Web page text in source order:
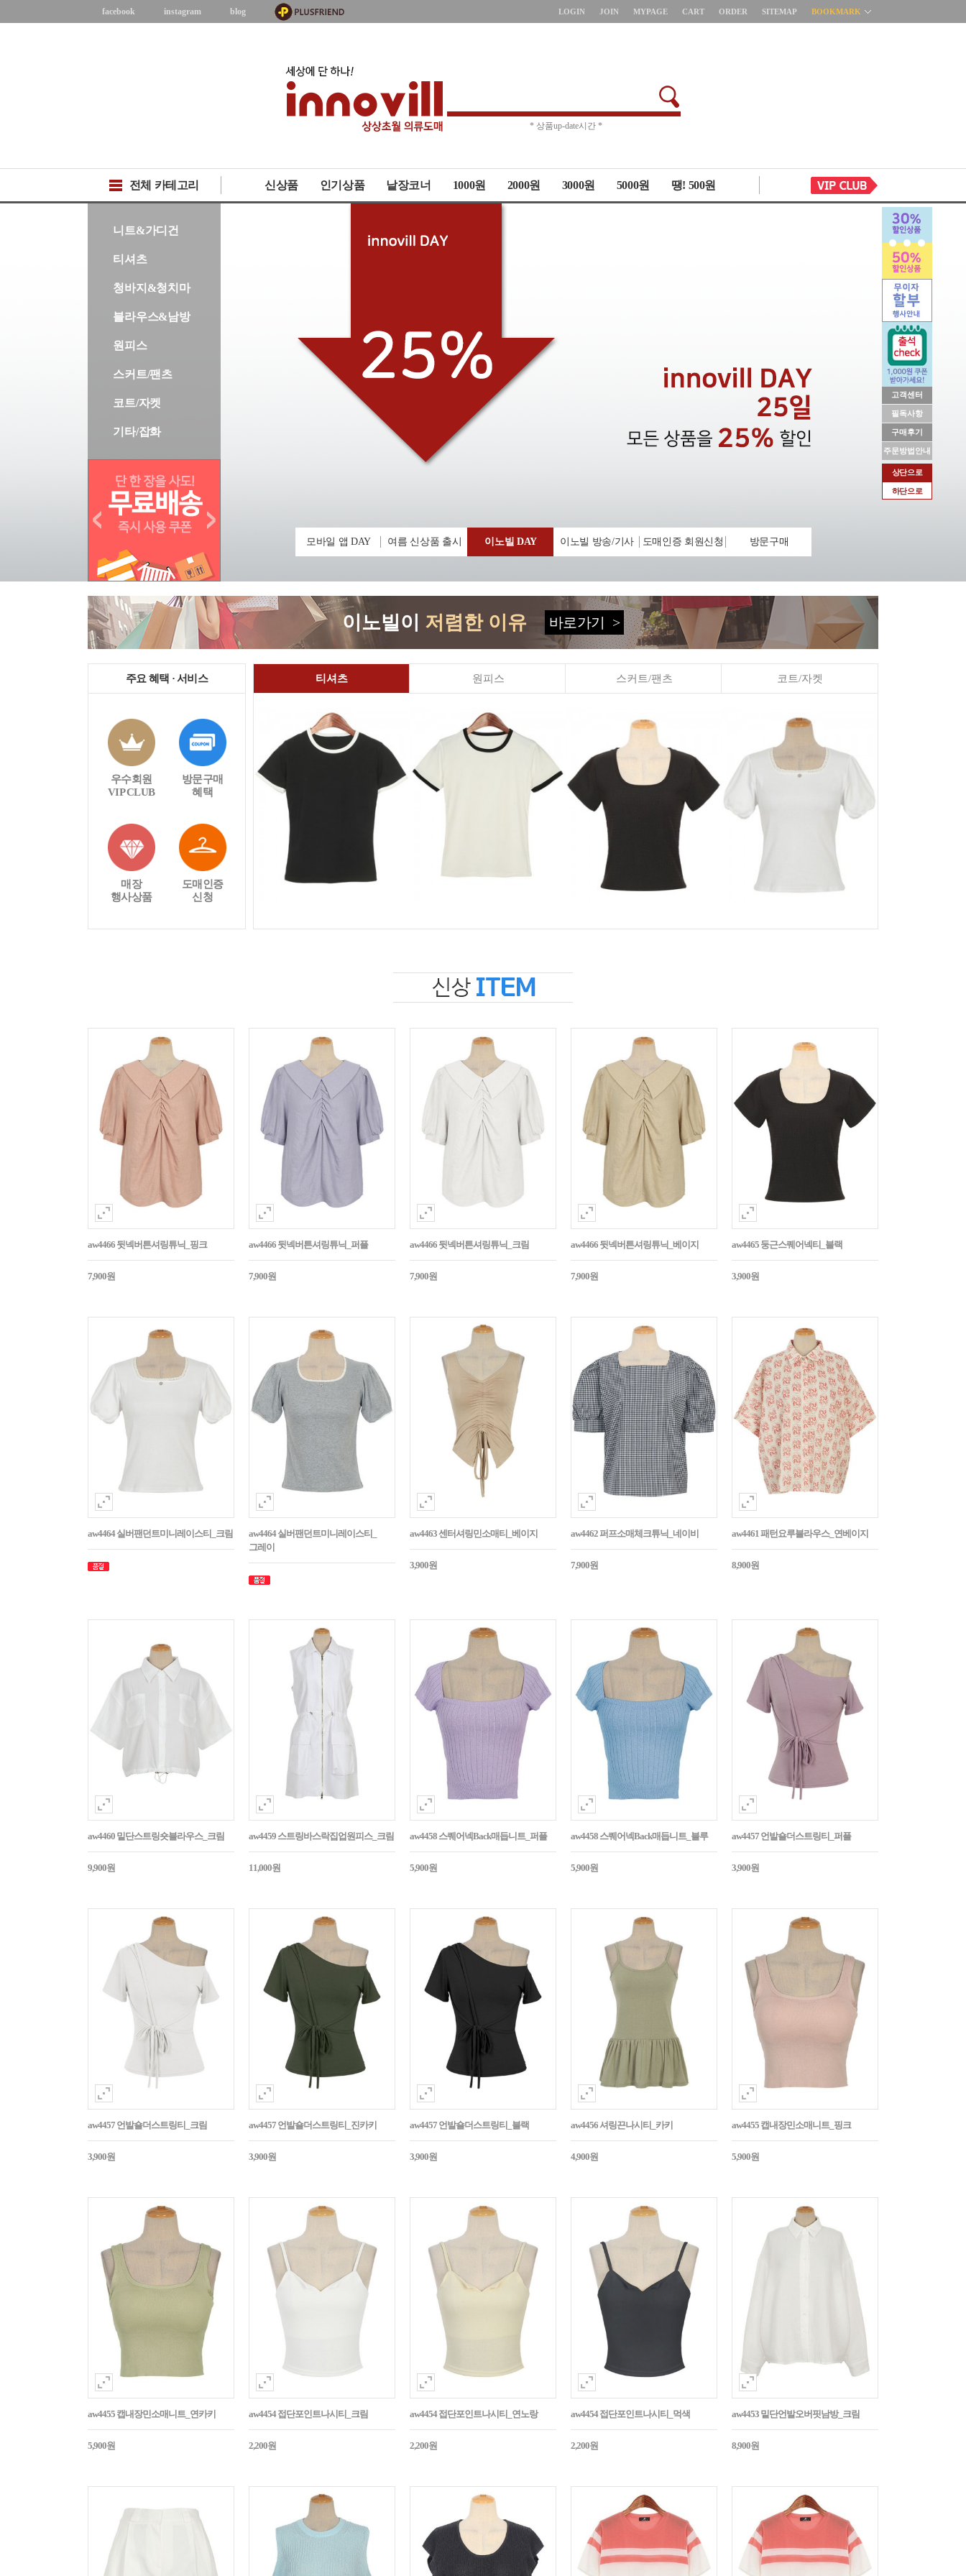
고객센터
필독사항
구매후기
주문방법안내
상단으로
하단으로
facebook instagram blog LOGIN JOIN MYPAGE CART ORDER SITEMAP BOOKMARK
* 주문취소 제한 *
전체 카테고리 신상품 인기상품 낱장코너 1000원 2000원 3000원 5000원 땡! 500원
니트&가디건
티셔츠
청바지&청치마
블라우스&남방
원피스
스커트/팬츠
코트/자켓
기타/잡화
모바일 앱 DAY 여름 신상품 출시 이노빌 DAY 이노빌 방송/기사 도매인증 회원신청 방문구매
이노빌이 저렴한 이유 바로가기 >
주요 혜택 · 서비스
우수회원
VIP CLUB
방문구매
혜택
매장
행사상품
도매인증
신청
티셔츠 원피스 스커트/팬츠 코트/자켓
aw4466 뒷넥버튼셔링튜닉_핑크
7,900원
aw4466 뒷넥버튼셔링튜닉_퍼플
7,900원
aw4466 뒷넥버튼셔링튜닉_크림
7,900원
aw4466 뒷넥버튼셔링튜닉_베이지
7,900원
aw4465 둥근스퀘어넥티_블랙
3,900원
aw4464 실버팬던트미니레이스티_크림
aw4464 실버팬던트미니레이스티_
그레이
aw4463 센터셔링민소매티_베이지
3,900원
aw4462 퍼프소매체크튜닉_네이비
7,900원
aw4461 패턴요루블라우스_연베이지
8,900원
aw4460 밑단스트링숏블라우스_크림
9,900원
aw4459 스트링바스락집업원피스_크림
11,000원
aw4458 스퀘어넥Back매듭니트_퍼플
5,900원
aw4458 스퀘어넥Back매듭니트_블루
5,900원
aw4457 언발숄더스트링티_퍼플
3,900원
aw4457 언발숄더스트링티_크림
3,900원
aw4457 언발숄더스트링티_진카키
3,900원
aw4457 언발숄더스트링티_블랙
3,900원
aw4456 셔링끈나시티_카키
4,900원
aw4455 캡내장민소매니트_핑크
5,900원
aw4455 캡내장민소매니트_연카키
5,900원
aw4454 접단포인트나시티_크림
2,200원
aw4454 접단포인트나시티_연노랑
2,200원
aw4454 접단포인트나시티_먹색
2,200원
aw4453 밑단언발오버핏남방_크림
8,900원